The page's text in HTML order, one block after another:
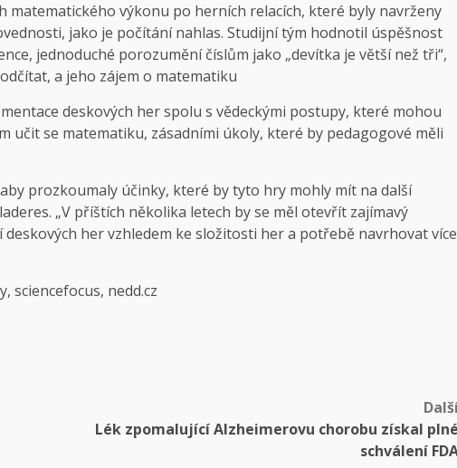
matematického výkonu po herních relacích, které byly navrženy
jako je počítání nahlas. Studijní tým hodnotil úspěšnost
jednoduché porozumění číslům jako „devítka je větší než tři“,
a jeho zájem o matematiku
deskových her spolu s vědeckými postupy, které mohou
učit se matematiku, zásadními úkoly, které by pedagogové měli
prozkoumaly účinky, které by tyto hry mohly mít na další
„V příštích několika letech by se měl otevřít zajímavý
her vzhledem ke složitosti her a potřebě navrhovat více
sciencefocus, nedd.cz
Lék zpomalující Alzheimerovu chorobu získal plné
schválení